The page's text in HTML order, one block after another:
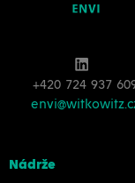
+420 724 937
Nádrže